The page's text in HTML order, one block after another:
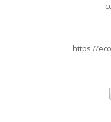
https://